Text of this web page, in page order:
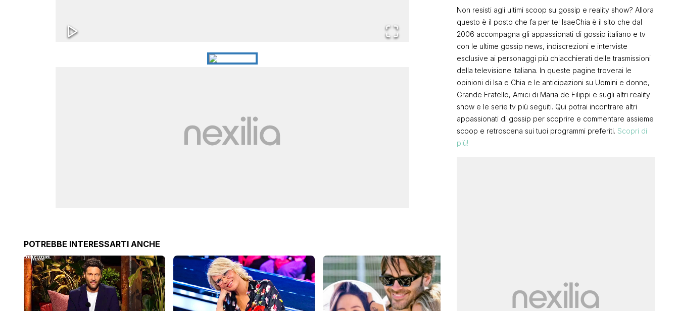
POTREBBE INTERESSARTI ANCHE
Non resisti agli ultimi scoop su gossip e reality show? Allora
questo è il posto che fa per te! IsaeChia è il sito che dal
2006 accompagna gli appassionati di gossip italiano e tv
con le ultime gossip news, indiscrezioni e interviste
esclusive ai personaggi più chiacchierati delle trasmissioni
della televisione italiana. In queste pagine troverai le
opinioni di Isa e Chia e le anticipazioni su Uomini e donne,
Grande Fratello, Amici di Maria de Filippi e sugli altri reality
show e le serie tv più seguiti. Qui potrai incontrare altri
appassionati di gossip per scoprire e commentare assieme
scoop e retroscena sui tuoi programmi preferiti. Scopri di
più!